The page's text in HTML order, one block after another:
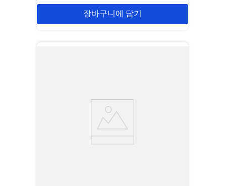
장바구니에 담기